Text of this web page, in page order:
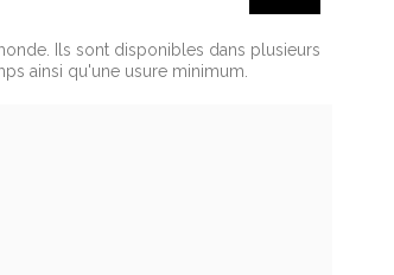
Ils sont disponibles dans plusieurs
ainsi qu'une usure minimum.